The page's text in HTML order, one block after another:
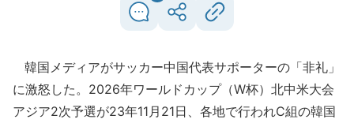
韓国メディアがサッカー中国代表サポーターの「非礼」
に激怒した。2026年ワールドカップ（W杯）北中米大会
アジア2次予選が23年11月21日、各地で行われC組の韓国